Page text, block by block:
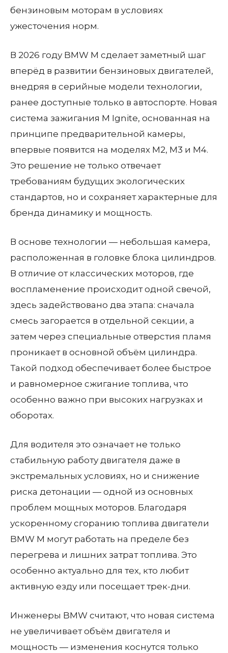
бензиновым моторам в условиях
ужесточения норм.
В 2026 году BMW M сделает заметный шаг
вперёд в развитии бензиновых двигателей,
внедряя в серийные модели технологии,
ранее доступные только в автоспорте. Новая
система зажигания M Ignite, основанная на
принципе предварительной камеры,
впервые появится на моделях M2, M3 и M4.
Это решение не только отвечает
требованиям будущих экологических
стандартов, но и сохраняет характерные для
бренда динамику и мощность.
В основе технологии — небольшая камера,
расположенная в головке блока цилиндров.
В отличие от классических моторов, где
воспламенение происходит одной свечой,
здесь задействовано два этапа: сначала
смесь загорается в отдельной секции, а
затем через специальные отверстия пламя
проникает в основной объём цилиндра.
Такой подход обеспечивает более быстрое
и равномерное сжигание топлива, что
особенно важно при высоких нагрузках и
оборотах.
Для водителя это означает не только
стабильную работу двигателя даже в
экстремальных условиях, но и снижение
риска детонации — одной из основных
проблем мощных моторов. Благодаря
ускоренному сгоранию топлива двигатели
BMW M могут работать на пределе без
перегрева и лишних затрат топлива. Это
особенно актуально для тех, кто любит
активную езду или посещает трек-дни.
Инженеры BMW считают, что новая система
не увеличивает объём двигателя и
мощность — изменения коснутся только